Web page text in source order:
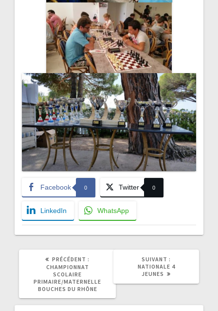
Facebook 0 Twitter 0
LinkedIn WhatsApp
PRÉCÉDENT :
CHAMPIONNAT
SCOLAIRE
PRIMAIRE/MATERNELLE
BOUCHES DU RHÔNE
SUIVANT :
SUIVANT
NATIONALE 4
JEUNES